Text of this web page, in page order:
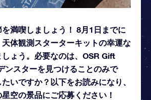
満喫しましょう！ 8月1日までに
体観測スターターキットの幸運な
ょう。必要なのは、OSR Gift
ンスターを見つけることのみで
いですか？以下をお読みになり、
空の景品にご応募ください！